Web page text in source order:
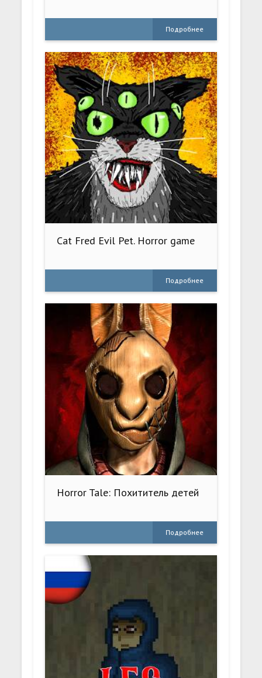
Подробнее
Cat Fred Evil Pet. Horror game
Подробнее
Horror Tale: Похититель детей
Подробнее